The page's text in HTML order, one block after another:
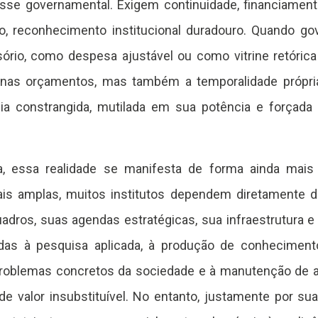
governamental. Exigem continuidade,
reconhecimento institucional duradouro. Quando
como despesa ajustável ou como vitrine
orçamentos, mas também a temporalidade
constrangida, mutilada em sua potência e
essa realidade se manifesta de forma ainda mais
amplas, muitos institutos dependem diretamente
suas agendas estratégicas, sua infraestrutura
à pesquisa aplicada, à produção de
concretos da sociedade e à manutenção de
valor insubstituível. No entanto, justamente por